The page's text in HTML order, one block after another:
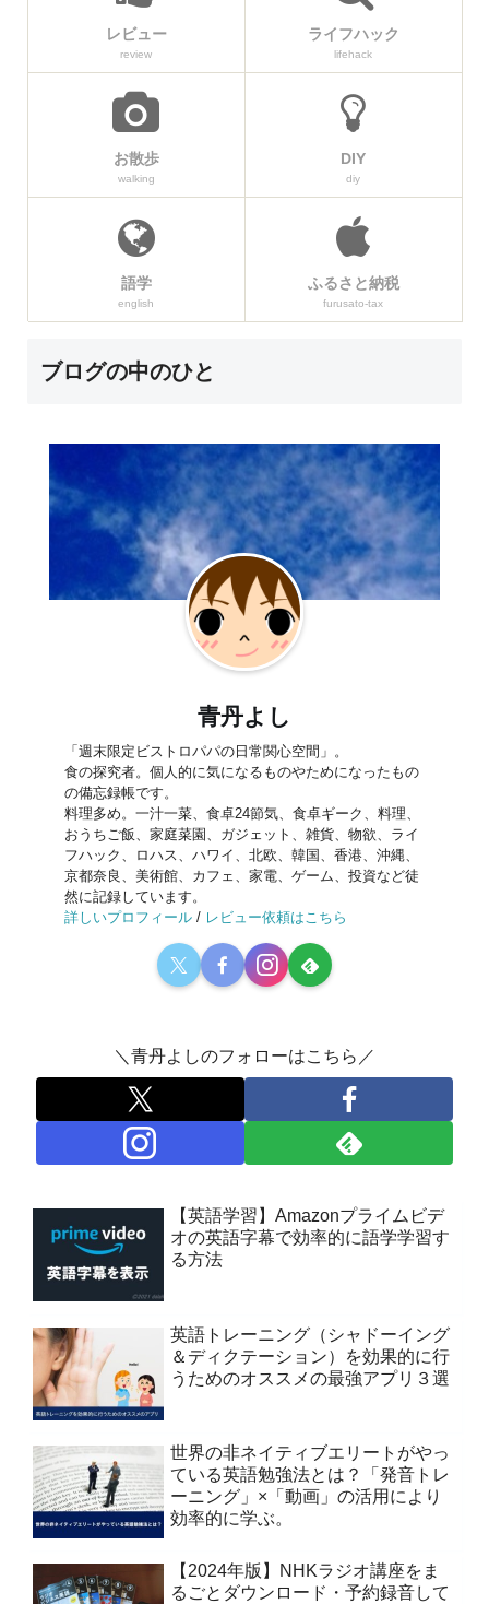
レビュー
review
ライフハック
lifehack
お散歩
walking
DIY
diy
語学
english
ふるさと納税
furusato-tax
ブログの中のひと
青丹よし
「週末限定ビストロパパの日常関心空間」。
食の探究者。個人的に気になるものやためになったもの
の備忘録帳です。
料理多め。一汁一菜、食卓24節気、食卓ギーク、料理、
おうちご飯、家庭菜園、ガジェット、雑貨、物欲、ライ
フハック、ロハス、ハワイ、北欧、韓国、香港、沖縄、
京都奈良、美術館、カフェ、家電、ゲーム、投資など徒
然に記録しています。
詳しいプロフィール / レビュー依頼はこちら
＼青丹よしのフォローはこちら／
【英語学習】Amazonプライムビデ
オの英語字幕で効率的に語学学習す
る方法
英語トレーニング（シャドーイング
＆ディクテーション）を効果的に行
うためのオススメの最強アプリ３選
世界の非ネイティブエリートがやっ
ている英語勉強法とは？「発音トレ
ーニング」×「動画」の活用により
効率的に学ぶ。
【2024年版】NHKラジオ講座をま
るごとダウンロード・予約録音して